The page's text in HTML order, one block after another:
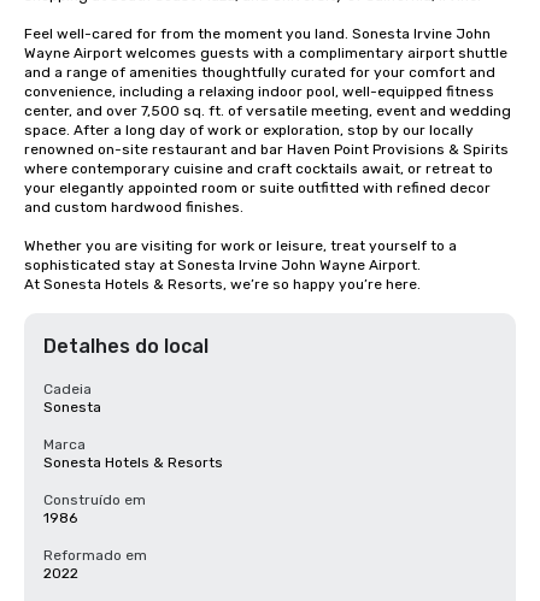
Feel well-cared for from the moment you land. Sonesta Irvine John
Wayne Airport welcomes guests with a complimentary airport shuttle
and a range of amenities thoughtfully curated for your comfort and
convenience, including a relaxing indoor pool, well-equipped fitness
center, and over 7,500 sq. ft. of versatile meeting, event and wedding
space. After a long day of work or exploration, stop by our locally
renowned on-site restaurant and bar Haven Point Provisions & Spirits
where contemporary cuisine and craft cocktails await, or retreat to
your elegantly appointed room or suite outfitted with refined decor
and custom hardwood finishes.
Whether you are visiting for work or leisure, treat yourself to a
sophisticated stay at Sonesta Irvine John Wayne Airport.
At Sonesta Hotels & Resorts, we’re so happy you’re here.
Detalhes do local
Cadeia
Sonesta
Marca
Sonesta Hotels & Resorts
Construído em
1986
Reformado em
2022